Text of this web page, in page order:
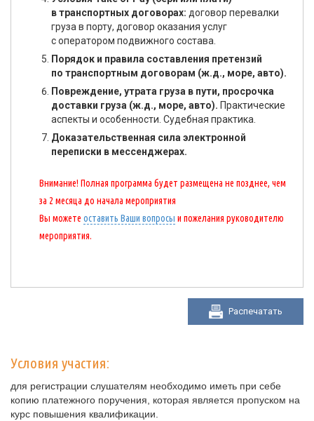
в транспортных договорах: договор перевалки
груза в порту, договор оказания услуг
с оператором подвижного состава.
Порядок и правила составления претензий
по транспортным договорам (ж.д., море, авто).
Повреждение, утрата груза в пути, просрочка
доставки груза (ж.д., море, авто). Практические
аспекты и особенности. Судебная практика.
Доказательственная сила электронной
переписки в мессенджерах.
Внимание! Полная программа будет размещена не позднее, чем
за 2 месяца до начала мероприятия
Вы можете оставить Ваши вопросы и пожелания руководителю
мероприятия.
Распечатать
Условия участия:
для регистрации слушателям необходимо иметь при себе
копию платежного поручения, которая является пропуском на
курс повышения квалификации.